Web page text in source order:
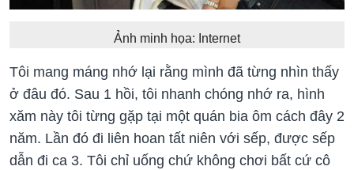
Ảnh minh họa: Internet
Tôi mang máng nhớ lại rằng mình đã từng nhìn thấy
ở đâu đó. Sau 1 hồi, tôi nhanh chóng nhớ ra, hình
xăm này tôi từng gặp tại một quán bia ôm cách đây 2
năm. Lần đó đi liên hoan tất niên với sếp, được sếp
dẫn đi ca 3. Tôi chỉ uống chứ không chơi bất cứ cô